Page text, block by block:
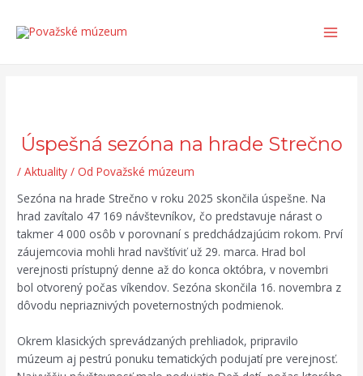
obsah
Úspešná sezóna na hrade Strečno
/Aktuality / Od Považské múzeum
Sezóna na hrade Strečno v roku 2025 skončila úspešne. Na
hrad zavítalo 47 169 návštevníkov, čo predstavuje nárast o
takmer 4 000 osôb v porovnaní s predchádzajúcim rokom. Prví
záujemcovia mohli hrad navštíviť už 29. marca. Hrad bol
verejnosti prístupný denne až do konca októbra, v novembri
bol otvorený počas víkendov. Sezóna skončila 16. novembra z
dôvodu nepriaznivých poveternostných podmienok.
Okrem klasických sprevádzaných prehliadok, pripravilo
múzeum aj pestrú ponuku tematických podujatí pre verejnosť.
navigation